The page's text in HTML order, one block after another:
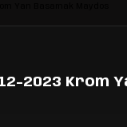
2023 Krom